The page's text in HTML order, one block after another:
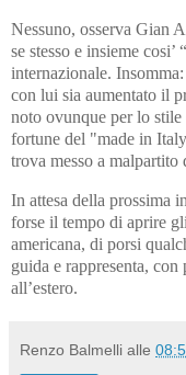
Nessuno, osserva Gian
se stesso e insieme cosi’
internazionale.
con lui sia aumentato il
noto ovunque per lo
fortune del "made in
trova messo a
In attesa della prossima
forse il tempo di aprire
americana, di porsi
guida e rappresenta,
all’estero.
Renzo Balmelli alle